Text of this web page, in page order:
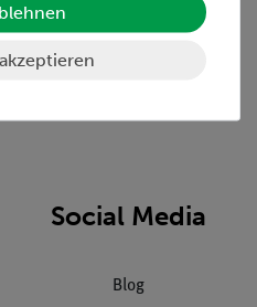
Social Media
Blog